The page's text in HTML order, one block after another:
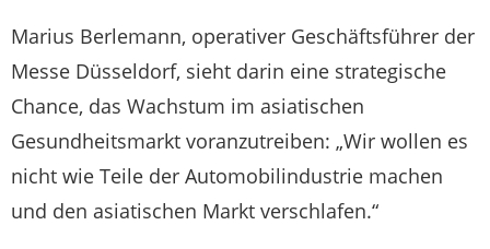
Marius Berlemann, operativer Geschäftsführer der
Messe Düsseldorf, sieht darin eine strategische
Chance, das Wachstum im asiatischen
Gesundheitsmarkt voranzutreiben: „Wir wollen es
nicht wie Teile der Automobilindustrie machen
und den asiatischen Markt verschlafen.“